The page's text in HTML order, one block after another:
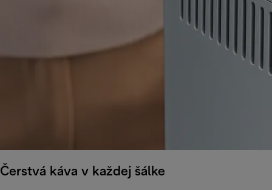
Čerstvá káva v každej šálke